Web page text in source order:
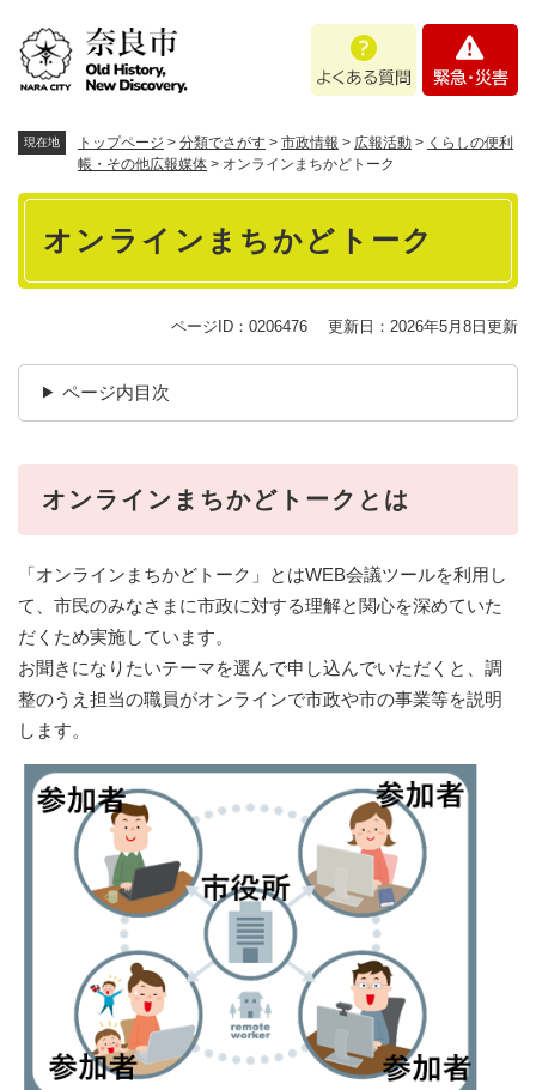
あ
問
・
現在地 トップページ > 分類でさがす > 市政情報 > 広報活動 > くらしの便利
帳・その他広報媒体 > オンラインまちかどトーク
本
オンラインまちかどトーク
ページID：0206476 更新日：2026年5月8日更新
ページ内目次
オンラインまちかどトークとは
「オンラインまちかどトーク」とはWEB会議ツールを利用し
て、市民のみなさまに市政に対する理解と関心を深めていた
だくため実施しています。
お聞きになりたいテーマを選んで申し込んでいただくと、調
整のうえ担当の職員がオンラインで市政や市の事業等を説明
します。